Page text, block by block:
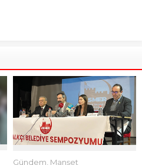
Gündem, Manşet